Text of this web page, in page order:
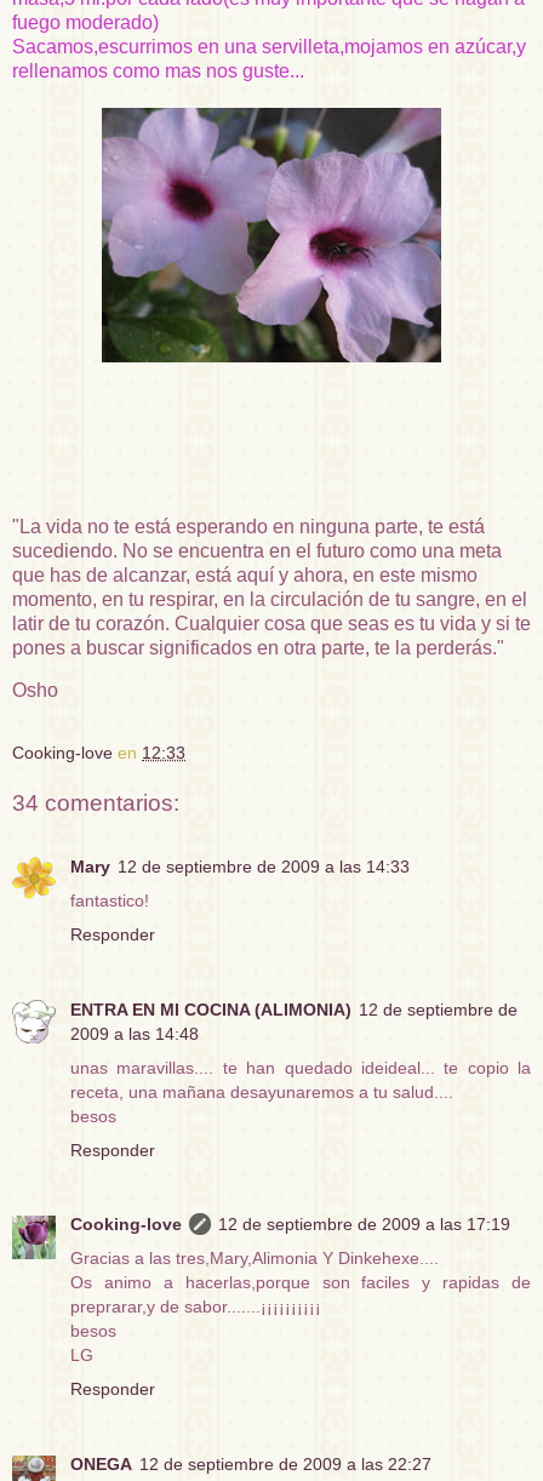
fuego moderado)
Sacamos,escurrimos en una servilleta,mojamos en azúcar,y
rellenamos como mas nos guste...
"La vida no te está esperando en ninguna parte, te está
sucediendo. No se encuentra en el futuro como una meta
que has de alcanzar, está aquí y ahora, en este mismo
momento, en tu respirar, en la circulación de tu sangre, en el
latir de tu corazón. Cualquier cosa que seas es tu vida y si te
pones a buscar significados en otra parte, te la perderás."
Osho
Cooking-love en 12:33
34 comentarios:
Mary 12 de septiembre de 2009 a las 14:33
fantastico!
Responder
ENTRA EN MI COCINA (ALIMONIA) 12 de septiembre de
2009 a las 14:48
unas maravillas.... te han quedado ideideal... te copio la
receta, una mañana desayunaremos a tu salud....
besos
Responder
Cooking-love
12 de septiembre de 2009 a las 17:19
Gracias a las tres,Mary,Alimonia Y Dinkehexe....
Os animo a hacerlas,porque son faciles y rapidas de
preprarar,y de sabor.......¡¡¡¡¡¡¡¡¡¡
besos
LG
Responder
ONEGA 12 de septiembre de 2009 a las 22:27